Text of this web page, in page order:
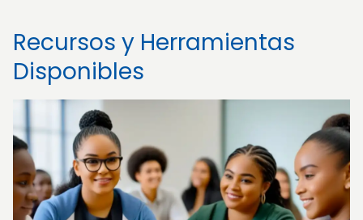
Recursos y Herramientas
Disponibles